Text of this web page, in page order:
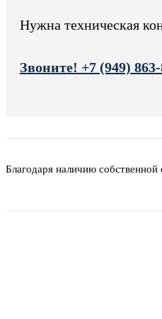
Нужна техническая
Звоните! +7 (949)
Благодаря наличию